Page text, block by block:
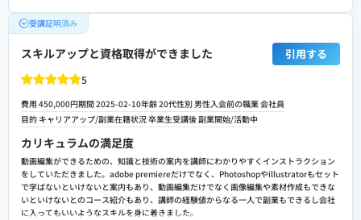
象です。
カリキュラム内容はテキストを配布してもらえるのと講師からの的確なアドバイスがあ
る為非常にいいと思います。ただ案件紹介や転職支援などは積極的ではないため自身で
転職サイトへ登録しそこから講師や面談によってアドバイスをもらう形なので段取りを
きちんと決められる方にとってはいいと思います。
転職や就職/副業・独立サポートの満足度
今回、派遣会社から配属先が決まってからの受講であったため、案件紹介やキャリア相
談などはなかったのですが、実際にプログラマーとして働いていた方が講師をしてくだ
さるので、実際こんな時に使ったりするなどの例はよく教えてくださいました。
カリキュラムを見て、自分で問題を解く形式なのですが、読んだだけでは解けないよう
な内容もありました。 経験していくうちに覚えていくところも多いと思うので、問題を
基礎、基本、応用のように徐々にいろんなかたちかに触れられるような問題を増やして
もらえるとよりスキルアップできると感じました。
検討者向けにおすすめポイント
受講証明済み
スキルアップと資格取得ができました 引用する
5
費用 450,000円期間 2025-02-10年齢 20代性別 男性入会前の職業 会社員
目的 キャリアアップ/副業在籍状況 卒業生受講後 副業開始/活動中
カリキュラムの満足度
動画編集ができるための、知識と技術の案内を講師にわかりやすくインストラクション
をしていただきました。adobe premiereだけでなく、Photoshopやillustratorもセット
で学ばないといけないと案内もあり、動画編集だけでなく画像編集や素材作成もできな
いといけないとのコース紹介もあり、講師の経験値からなる一人で副業もできるし会社
に入ってもいいようなスキルを身に着きました。